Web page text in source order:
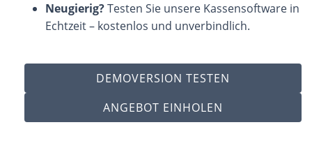
Neugierig?Testen Sie unsere Kassensoftware in
Echtzeit – kostenlos und unverbindlich.
DEMOVERSION TESTEN
ANGEBOT EINHOLEN